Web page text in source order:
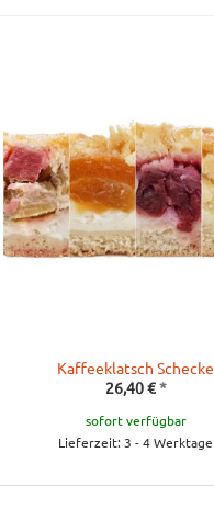
Kaffeeklatsch Schecke
26,40 €*
sofort verfügbar
Lieferzeit: 3 - 4 Werktage